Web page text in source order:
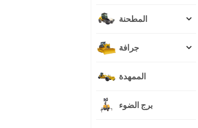
المطحنة
جرافة
الممهدة
برج الضوء